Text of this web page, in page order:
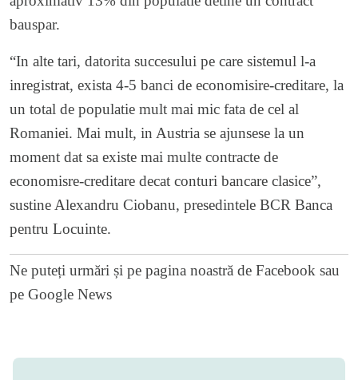
bauspar.
“In alte tari, datorita succesului pe care sistemul l-a
inregistrat, exista 4-5 banci de economisire-creditare, la
un total de populatie mult mai mic fata de cel al
Romaniei. Mai mult, in Austria se ajunsese la un
moment dat sa existe mai multe contracte de
economisre-creditare decat conturi bancare clasice”,
sustine Alexandru Ciobanu, presedintele BCR Banca
pentru Locuinte.
Ne puteți urmări și pe pagina noastră de Facebook sau
pe Google News